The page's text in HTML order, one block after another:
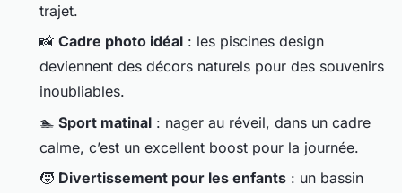
trajet.
📸 Cadre photo idéal : les piscines design
deviennent des décors naturels pour des souvenirs
inoubliables.
🏊 Sport matinal : nager au réveil, dans un cadre
calme, c’est un excellent boost pour la journée.
🧒 Divertissement pour les enfants : un bassin